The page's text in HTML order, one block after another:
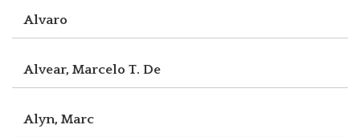
Alvaro
Alvear, Marcelo T. De
Alyn, Marc